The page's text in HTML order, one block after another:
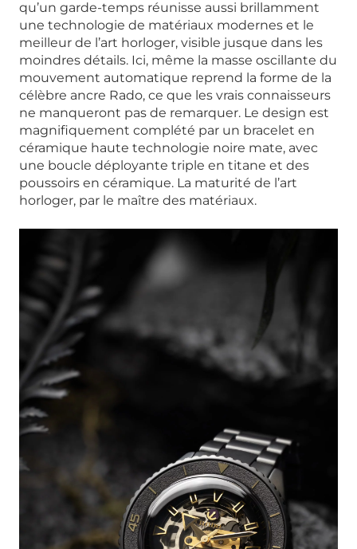
qu’un garde-temps réunisse aussi brillamment
une technologie de matériaux modernes et le
meilleur de l’art horloger, visible jusque dans les
moindres détails. Ici, même la masse oscillante du
mouvement automatique reprend la forme de la
célèbre ancre Rado, ce que les vrais connaisseurs
ne manqueront pas de remarquer. Le design est
magnifiquement complété par un bracelet en
céramique haute technologie noire mate, avec
une boucle déployante triple en titane et des
poussoirs en céramique. La maturité de l’art
horloger, par le maître des matériaux.